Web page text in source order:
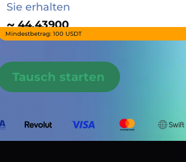
Sie erhalten
~
Mindestbetrag: 100 USDT
Tausch starten